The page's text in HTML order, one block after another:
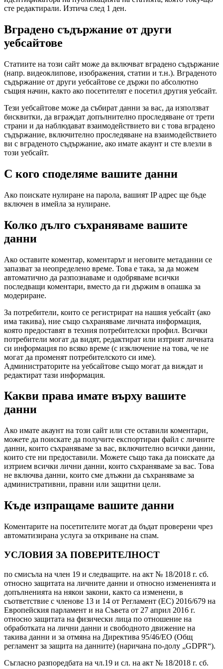
сте редактирали. Изтича след 1 ден.
Вградено съдържание от други
уебсайтове
Статиите на този сайт може да включват вградено съдържание
(напр. видеоклипове, изображения, статии и т.н.). Вграденото
съдържание от други уебсайтове се държи по абсолютно
същия начин, както ако посетителят е посетил другия уебсайт.
Тези уебсайтове може да събират данни за вас, да използват
бисквитки, да вграждат допълнително проследяване от трети
страни и да наблюдават взаимодействието ви с това вградено
съдържание, включително проследяване на взаимодействието
ви с вграденото съдържание, ако имате акаунт и сте влезли в
този уебсайт.
С кого споделяме вашите данни
Ако поискате нулиране на парола, вашият IP адрес ще бъде
включен в имейла за нулиране.
Колко дълго съхраняваме вашите
данни
Ако оставите коментар, коментарът и неговите метаданни се
запазват за неопределено време. Това е така, за да можем
автоматично да разпознаваме и одобряваме всички
последващи коментари, вместо да ги държим в опашка за
модериране.
За потребители, които се регистрират на нашия уебсайт (ако
има такива), ние също съхраняваме личната информация,
която предоставят в техния потребителски профил. Всички
потребители могат да видят, редактират или изтрият личната
си информация по всяко време (с изключение на това, че не
могат да променят потребителското си име).
Администраторите на уебсайтове също могат да виждат и
редактират тази информация.
Какви права имате върху вашите
данни
Ако имате акаунт на този сайт или сте оставили коментари,
можете да поискате да получите експортиран файл с личните
данни, които съхраняваме за вас, включително всички данни,
които сте ни предоставили. Можете също така да поискате да
изтрием всички лични данни, които съхраняваме за вас. Това
не включва данни, които сме длъжни да съхраняваме за
административни, правни или защитни цели.
Къде изпращаме вашите данни
Коментарите на посетителите могат да бъдат проверени чрез
автоматизирана услуга за откриване на спам.
УСЛОВИЯ ЗА ПОВЕРИТЕЛНОСТ
по смисъла на член 19 и следващите. на акт № 18/2018 г. сб.
относно защитата на личните данни и относно измененията и
допълненията на някои закони, както са изменени, в
съответствие с членове 13 и 14 от Регламент (ЕС) 2016/679 на
Европейския парламент и на Съвета от 27 април 2016 г.
относно защитата на физически лица по отношение на
обработката на лични данни и свободното движение на
такива данни и за отмяна на Директива 95/46/ЕО (Общ
регламент за защита на данните) (наричана по-долу „GDPR“).
Съгласно разпоредбата на чл.19 и сл. на акт № 18/2018 г. сб.